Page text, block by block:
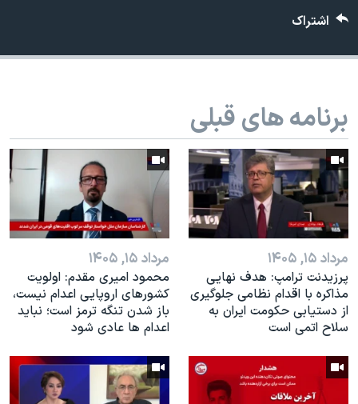
قانون شفافیت دارائی کادر رهبری ایران
نرگس محمدی برنده جایزه نوبل صلح
همایش محافظه‌کاران آمریکا «سی‌پک»
صفحه‌های ویژه
سفر پرزیدنت ترامپ به چین
اشتراک
برنامه های قبلی
مرداد ۱۵, ۱۴۰۵
پرزیدنت ترامپ: هدف نهایی
مذاکره با اقدام نظامی جلوگیری
از دستیابی حکومت ایران به
سلاح اتمی است
مرداد ۱۵, ۱۴۰۵
محمود امیری مقدم: اولویت
کشورهای اروپایی اعدام نیست،
باز شدن تنگه ترمز است؛ نباید
اعدام ها عادی شود